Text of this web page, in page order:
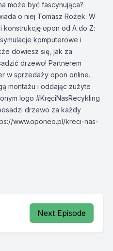
może być fascynująca?
o niej Tomasz Rożek. W
konstrukcję opon od A do Z:
komputerowe i
dowiesz się, jak za
drzewo! Partnerem
w sprzedaży opon online.
montażu i oddając zużyte
logo #KręciNasRecykling
drzewo za każdy
www.oponeo.pl/kreci-nas-
Next Episode